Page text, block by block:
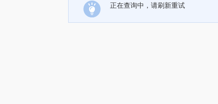
正在查询中，请刷新重试